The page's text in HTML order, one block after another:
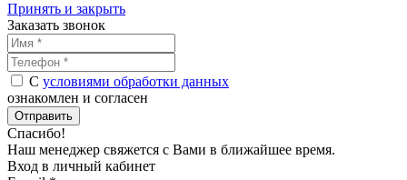
Принять и закрыть
Заказать звонок
С условиями обработки данных
ознакомлен и согласен
Отправить
Спасибо!
Наш менеджер свяжется с Вами в ближайшее время.
Вход в личный кабинет